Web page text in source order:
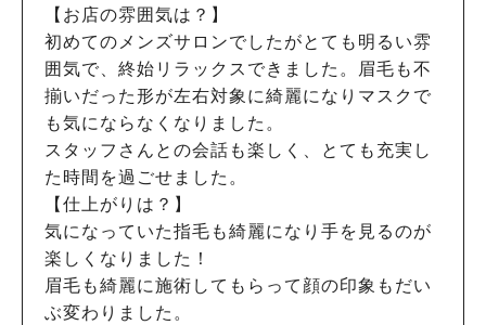
【お店の雰囲気は？】
初めてのメンズサロンでしたがとても明るい雰
囲気で、終始リラックスできました。眉毛も不
揃いだった形が左右対象に綺麗になりマスクで
も気にならなくなりました。
スタッフさんとの会話も楽しく、とても充実し
た時間を過ごせました。
【仕上がりは？】
気になっていた指毛も綺麗になり手を見るのが
楽しくなりました！
眉毛も綺麗に施術してもらって顔の印象もだい
ぶ変わりました。